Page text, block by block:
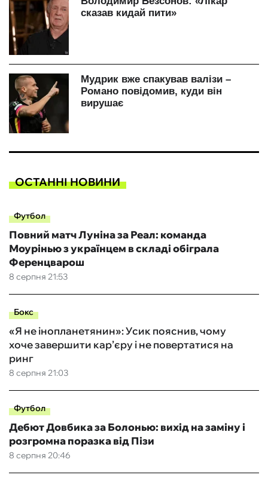
ОСТАННІ НОВИНИ
Футбол
8 серпня 21:53
Повний матч Луніна за Реал: команда
Моурінью з українцем в складі обіграла
Ференцварош
Бокс
8 серпня 21:03
«Я не інопланетянин»: Усик пояснив, чому
хоче завершити кар’єру і не повертатися на
ринг
Футбол
8 серпня 20:46
Дебют Довбика за Болонью: вихід на заміну і
розгромна поразка від Пізи